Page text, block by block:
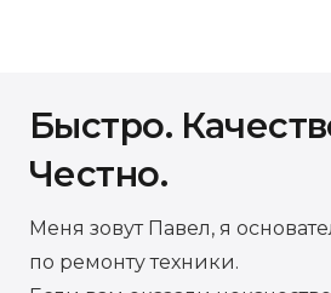
Быстро.
Честно.
Меня зовут Павел, я
по ремонту техники.